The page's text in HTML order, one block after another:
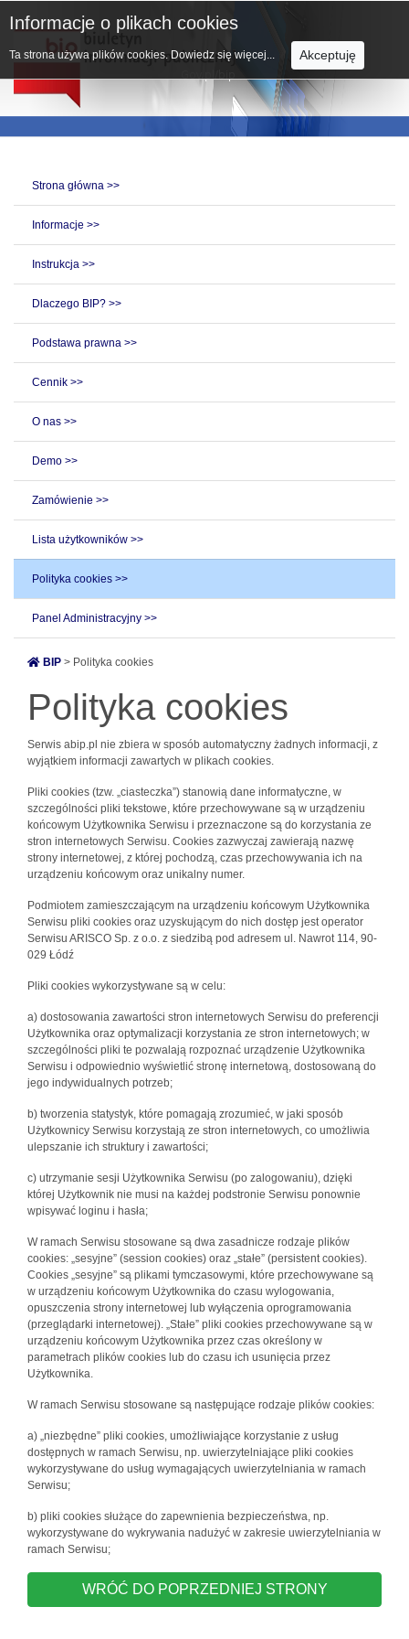
Strona główna >>
Informacje >>
Instrukcja >>
Dlaczego BIP? >>
Podstawa prawna >>
Cennik >>
O nas >>
Demo >>
Zamówienie >>
Lista użytkowników >>
Polityka cookies >>
Panel Administracyjny >>
BIP > Polityka cookies
Polityka cookies
Serwis abip.pl nie zbiera w sposób automatyczny żadnych informacji, z
wyjątkiem informacji zawartych w plikach cookies.
Pliki cookies (tzw. „ciasteczka”) stanowią dane informatyczne, w
szczególności pliki tekstowe, które przechowywane są w urządzeniu
końcowym Użytkownika Serwisu i przeznaczone są do korzystania ze
stron internetowych Serwisu. Cookies zazwyczaj zawierają nazwę
strony internetowej, z której pochodzą, czas przechowywania ich na
urządzeniu końcowym oraz unikalny numer.
Podmiotem zamieszczającym na urządzeniu końcowym Użytkownika
Serwisu pliki cookies oraz uzyskującym do nich dostęp jest operator
Serwisu ARISCO Sp. z o.o. z siedzibą pod adresem ul. Nawrot 114, 90-
029 Łódź
Pliki cookies wykorzystywane są w celu:
a) dostosowania zawartości stron internetowych Serwisu do preferencji
Użytkownika oraz optymalizacji korzystania ze stron internetowych; w
szczególności pliki te pozwalają rozpoznać urządzenie Użytkownika
Serwisu i odpowiednio wyświetlić stronę internetową, dostosowaną do
jego indywidualnych potrzeb;
b) tworzenia statystyk, które pomagają zrozumieć, w jaki sposób
Użytkownicy Serwisu korzystają ze stron internetowych, co umożliwia
ulepszanie ich struktury i zawartości;
c) utrzymanie sesji Użytkownika Serwisu (po zalogowaniu), dzięki
której Użytkownik nie musi na każdej podstronie Serwisu ponownie
wpisywać loginu i hasła;
W ramach Serwisu stosowane są dwa zasadnicze rodzaje plików
cookies: „sesyjne” (session cookies) oraz „stałe” (persistent cookies).
Cookies „sesyjne” są plikami tymczasowymi, które przechowywane są
w urządzeniu końcowym Użytkownika do czasu wylogowania,
opuszczenia strony internetowej lub wyłączenia oprogramowania
(przeglądarki internetowej). „Stałe” pliki cookies przechowywane są w
urządzeniu końcowym Użytkownika przez czas określony w
parametrach plików cookies lub do czasu ich usunięcia przez
Użytkownika.
W ramach Serwisu stosowane są następujące rodzaje plików cookies:
a) „niezbędne” pliki cookies, umożliwiające korzystanie z usług
dostępnych w ramach Serwisu, np. uwierzytelniające pliki cookies
wykorzystywane do usług wymagających uwierzytelniania w ramach
Serwisu;
b) pliki cookies służące do zapewnienia bezpieczeństwa, np.
wykorzystywane do wykrywania nadużyć w zakresie uwierzytelniania w
ramach Serwisu;
WRÓĆ DO POPRZEDNIEJ STRONY
Informacje o plikach cookies
Ta strona używa plików cookies. Dowiedz się więcej... Akceptuję